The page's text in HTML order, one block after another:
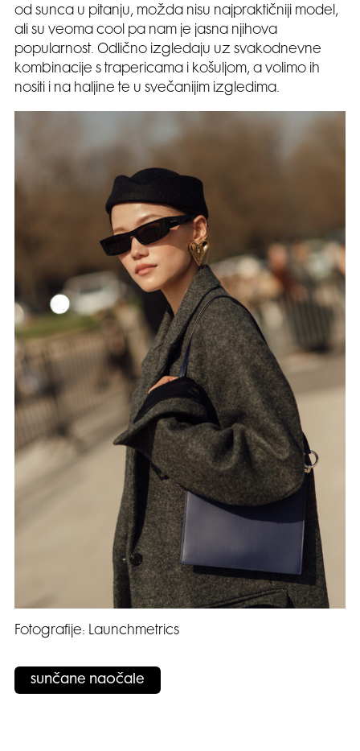
od sunca u pitanju, možda nisu najpraktičniji model,
ali su veoma cool pa nam je jasna njihova
popularnost. Odlično izgledaju uz svakodnevne
kombinacije s trapericama i košuljom, a volimo ih
nositi i na haljine te u svečanijim izgledima.
Fotografije: Launchmetrics
sunčane naočale